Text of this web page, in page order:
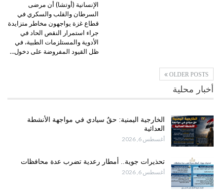
الإنسانية (أوتشا) أن مرضى
السرطان والقلب والسكري في
قطاع غزة يواجهون مخاطر متزايدة
جراء استمرار النقص الحاد في
الأدوية والمستلزمات الطبية، في
ظل القيود المفروضة على دخول…
OLDER POSTS
أخبار محلية
الخارجية اليمنية: حقٌ سيادي في مواجهة الأنشطة
العدائية
أغسطس 6, 2026
تحذيرات جوية.. أمطار رعدية تضرب عدة محافظات
أغسطس 6, 2026